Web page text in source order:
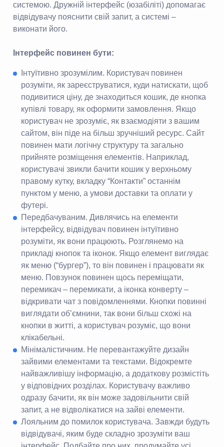
системою. Дружній інтерфейс (юзабіліті) допомагає
відвідувачу пояснити свій запит, а системі –
виконати його.
Інтерфейс повинен бути:
Інтуїтивно зрозумілим. Користувач повинен
розуміти, як зареєструватися, куди натискати, щоб
подивитися ціну, де знаходиться кошик, де кнопка
купівлі товару, як оформити замовлення. Якщо
користувач не зрозуміє, як взаємодіяти з вашим
сайтом, він піде на більш зручніший ресурс. Сайт
повинен мати логічну структуру та загально
прийняте розміщення елементів. Наприклад,
користувачі звикли бачити кошик у верхньому
правому кутку, вкладку “Контакти” останнім
пунктом у меню, а умови доставки та оплати у
футері.
Передбачуваним. Дивлячись на елементи
інтерфейсу, відвідувач повинен інтуїтивно
розуміти, як вони працюють. Розглянемо на
прикладі кнопок та іконок. Якщо елемент виглядає
як меню (“бургер”), то він повинен і працювати як
меню. Повзунок повинен щось переміщати,
перемикач – перемикати, а іконка конверту –
відкривати чат з повідомленнями. Кнопки повинні
виглядати об’ємнини, так вони більш схожі на
кнопки в житті, а користувач розуміє, що вони
клікабельні.
Мінімалістичним. Не перевантажуйте дизайн
зайвими елементами та текстами. Відокремте
найважливішу інформацію, а додаткову розмістіть
у відповідних розділах. Користувачу важливо
одразу бачити, як він може задовільнити свій
запит, а не відволікатися на зайві елементи.
Лояльним до помилок користувача. Завжди будуть
відвідувачі, яким буде складно зрозуміти ваш